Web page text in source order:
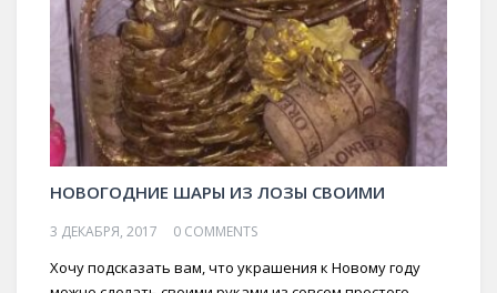
НОВОГОДНИЕ ШАРЫ ИЗ ЛОЗЫ СВОИМИ
3 ДЕКАБРЯ, 2017 0 COMMENTS
Хочу подсказать вам, что украшения к Новому году